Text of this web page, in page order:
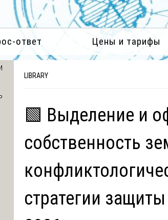
ответ Цены и тарифы
LIBRARY
🟩 Выделение и
собственность
стратегии